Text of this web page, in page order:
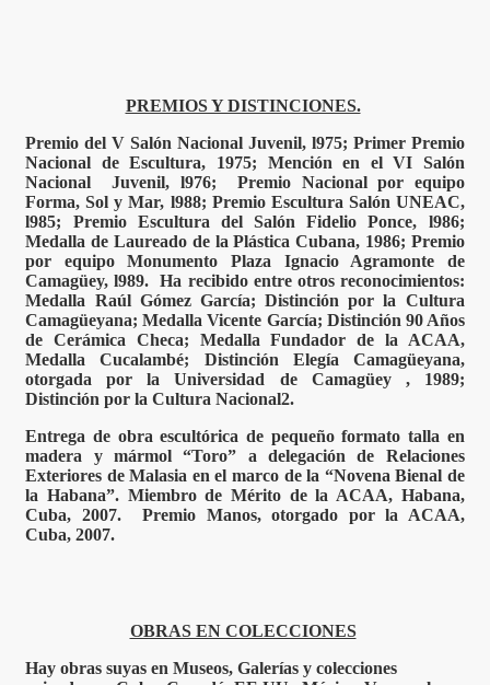
PREMIOS Y DISTINCIONES.
Premio del V Salón Nacional Juvenil, l975; Primer Premio
Nacional de Escultura, 1975; Mención en el VI Salón
Nacional Juvenil, l976; Premio Nacional por equipo
Forma, Sol y Mar, l988; Premio Escultura Salón UNEAC,
l985; Premio Escultura del Salón Fidelio Ponce, l986;
Medalla de Laureado de la Plástica Cubana, 1986; Premio
por equipo Monumento Plaza Ignacio Agramonte de
Camagüey, l989. Ha recibido entre otros reconocimientos:
Medalla Raúl Gómez García; Distinción por la Cultura
Camagüeyana; Medalla Vicente García; Distinción 90 Años
de Cerámica Checa; Medalla Fundador de la ACAA,
Medalla Cucalambé; Distinción Elegía Camagüeyana,
otorgada por la Universidad de Camagüey , 1989;
Distinción por la Cultura Nacional2.
Entrega de obra escultórica de pequeño formato talla en
madera y mármol “Toro” a delegación de Relaciones
Exteriores de Malasia en el marco de la “Novena Bienal de
la Habana”. Miembro de Mérito de la ACAA, Habana,
Cuba, 2007. Premio Manos, otorgado por la ACAA,
Cuba, 2007.
OBRAS EN COLECCIONES
Hay obras suyas en Museos, Galerías y colecciones